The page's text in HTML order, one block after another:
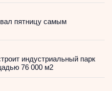
пятницу самым
индустриальный парк
76 000 м2